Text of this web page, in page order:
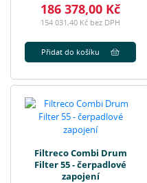
186 378,00 Kč
154 031,40 Kč bez DPH
Přidat do košíku
Filtreco Combi Drum
Filter 55 - čerpadlové
zapojení